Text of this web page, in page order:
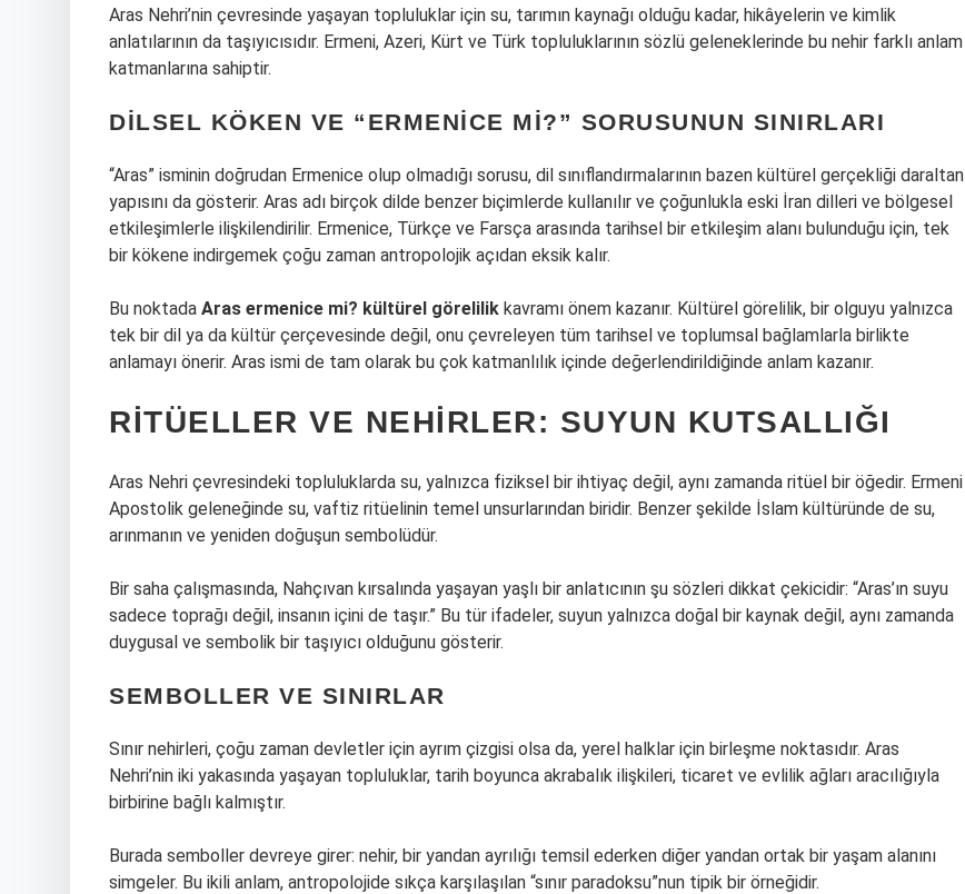
Aras Nehri’nin çevresinde yaşayan topluluklar için su, tarımın kaynağı olduğu kadar, hikâyelerin ve kimlik
anlatılarının da taşıyıcısıdır. Ermeni, Azeri, Kürt ve Türk topluluklarının sözlü geleneklerinde bu nehir farklı anlam
katmanlarına sahiptir.
DILSEL KÖKEN VE “ERMENICE MI?” SORUSUNUN SINIRLARI
“Aras” isminin doğrudan Ermenice olup olmadığı sorusu, dil sınıflandırmalarının bazen kültürel gerçekliği daraltan
yapısını da gösterir. Aras adı birçok dilde benzer biçimlerde kullanılır ve çoğunlukla eski İran dilleri ve bölgesel
etkileşimlerle ilişkilendirilir. Ermenice, Türkçe ve Farsça arasında tarihsel bir etkileşim alanı bulunduğu için, tek
bir kökene indirgemek çoğu zaman antropolojik açıdan eksik kalır.
Bu noktada Aras ermenice mi? kültürel görelilik kavramı önem kazanır. Kültürel görelilik, bir olguyu yalnızca
tek bir dil ya da kültür çerçevesinde değil, onu çevreleyen tüm tarihsel ve toplumsal bağlamlarla birlikte
anlamayı önerir. Aras ismi de tam olarak bu çok katmanlılık içinde değerlendirildiğinde anlam kazanır.
RITÜELLER VE NEHIRLER: SUYUN KUTSALLIĞI
Aras Nehri çevresindeki topluluklarda su, yalnızca fiziksel bir ihtiyaç değil, aynı zamanda ritüel bir öğedir. Ermeni
Apostolik geleneğinde su, vaftiz ritüelinin temel unsurlarından biridir. Benzer şekilde İslam kültüründe de su,
arınmanın ve yeniden doğuşun sembolüdür.
Bir saha çalışmasında, Nahçıvan kırsalında yaşayan yaşlı bir anlatıcının şu sözleri dikkat çekicidir: “Aras’ın suyu
sadece toprağı değil, insanın içini de taşır.” Bu tür ifadeler, suyun yalnızca doğal bir kaynak değil, aynı zamanda
duygusal ve sembolik bir taşıyıcı olduğunu gösterir.
SEMBOLLER VE SINIRLAR
Sınır nehirleri, çoğu zaman devletler için ayrım çizgisi olsa da, yerel halklar için birleşme noktasıdır. Aras
Nehri’nin iki yakasında yaşayan topluluklar, tarih boyunca akrabalık ilişkileri, ticaret ve evlilik ağları aracılığıyla
birbirine bağlı kalmıştır.
Burada semboller devreye girer: nehir, bir yandan ayrılığı temsil ederken diğer yandan ortak bir yaşam alanını
simgeler. Bu ikili anlam, antropolojide sıkça karşılaşılan “sınır paradoksu”nun tipik bir örneğidir.